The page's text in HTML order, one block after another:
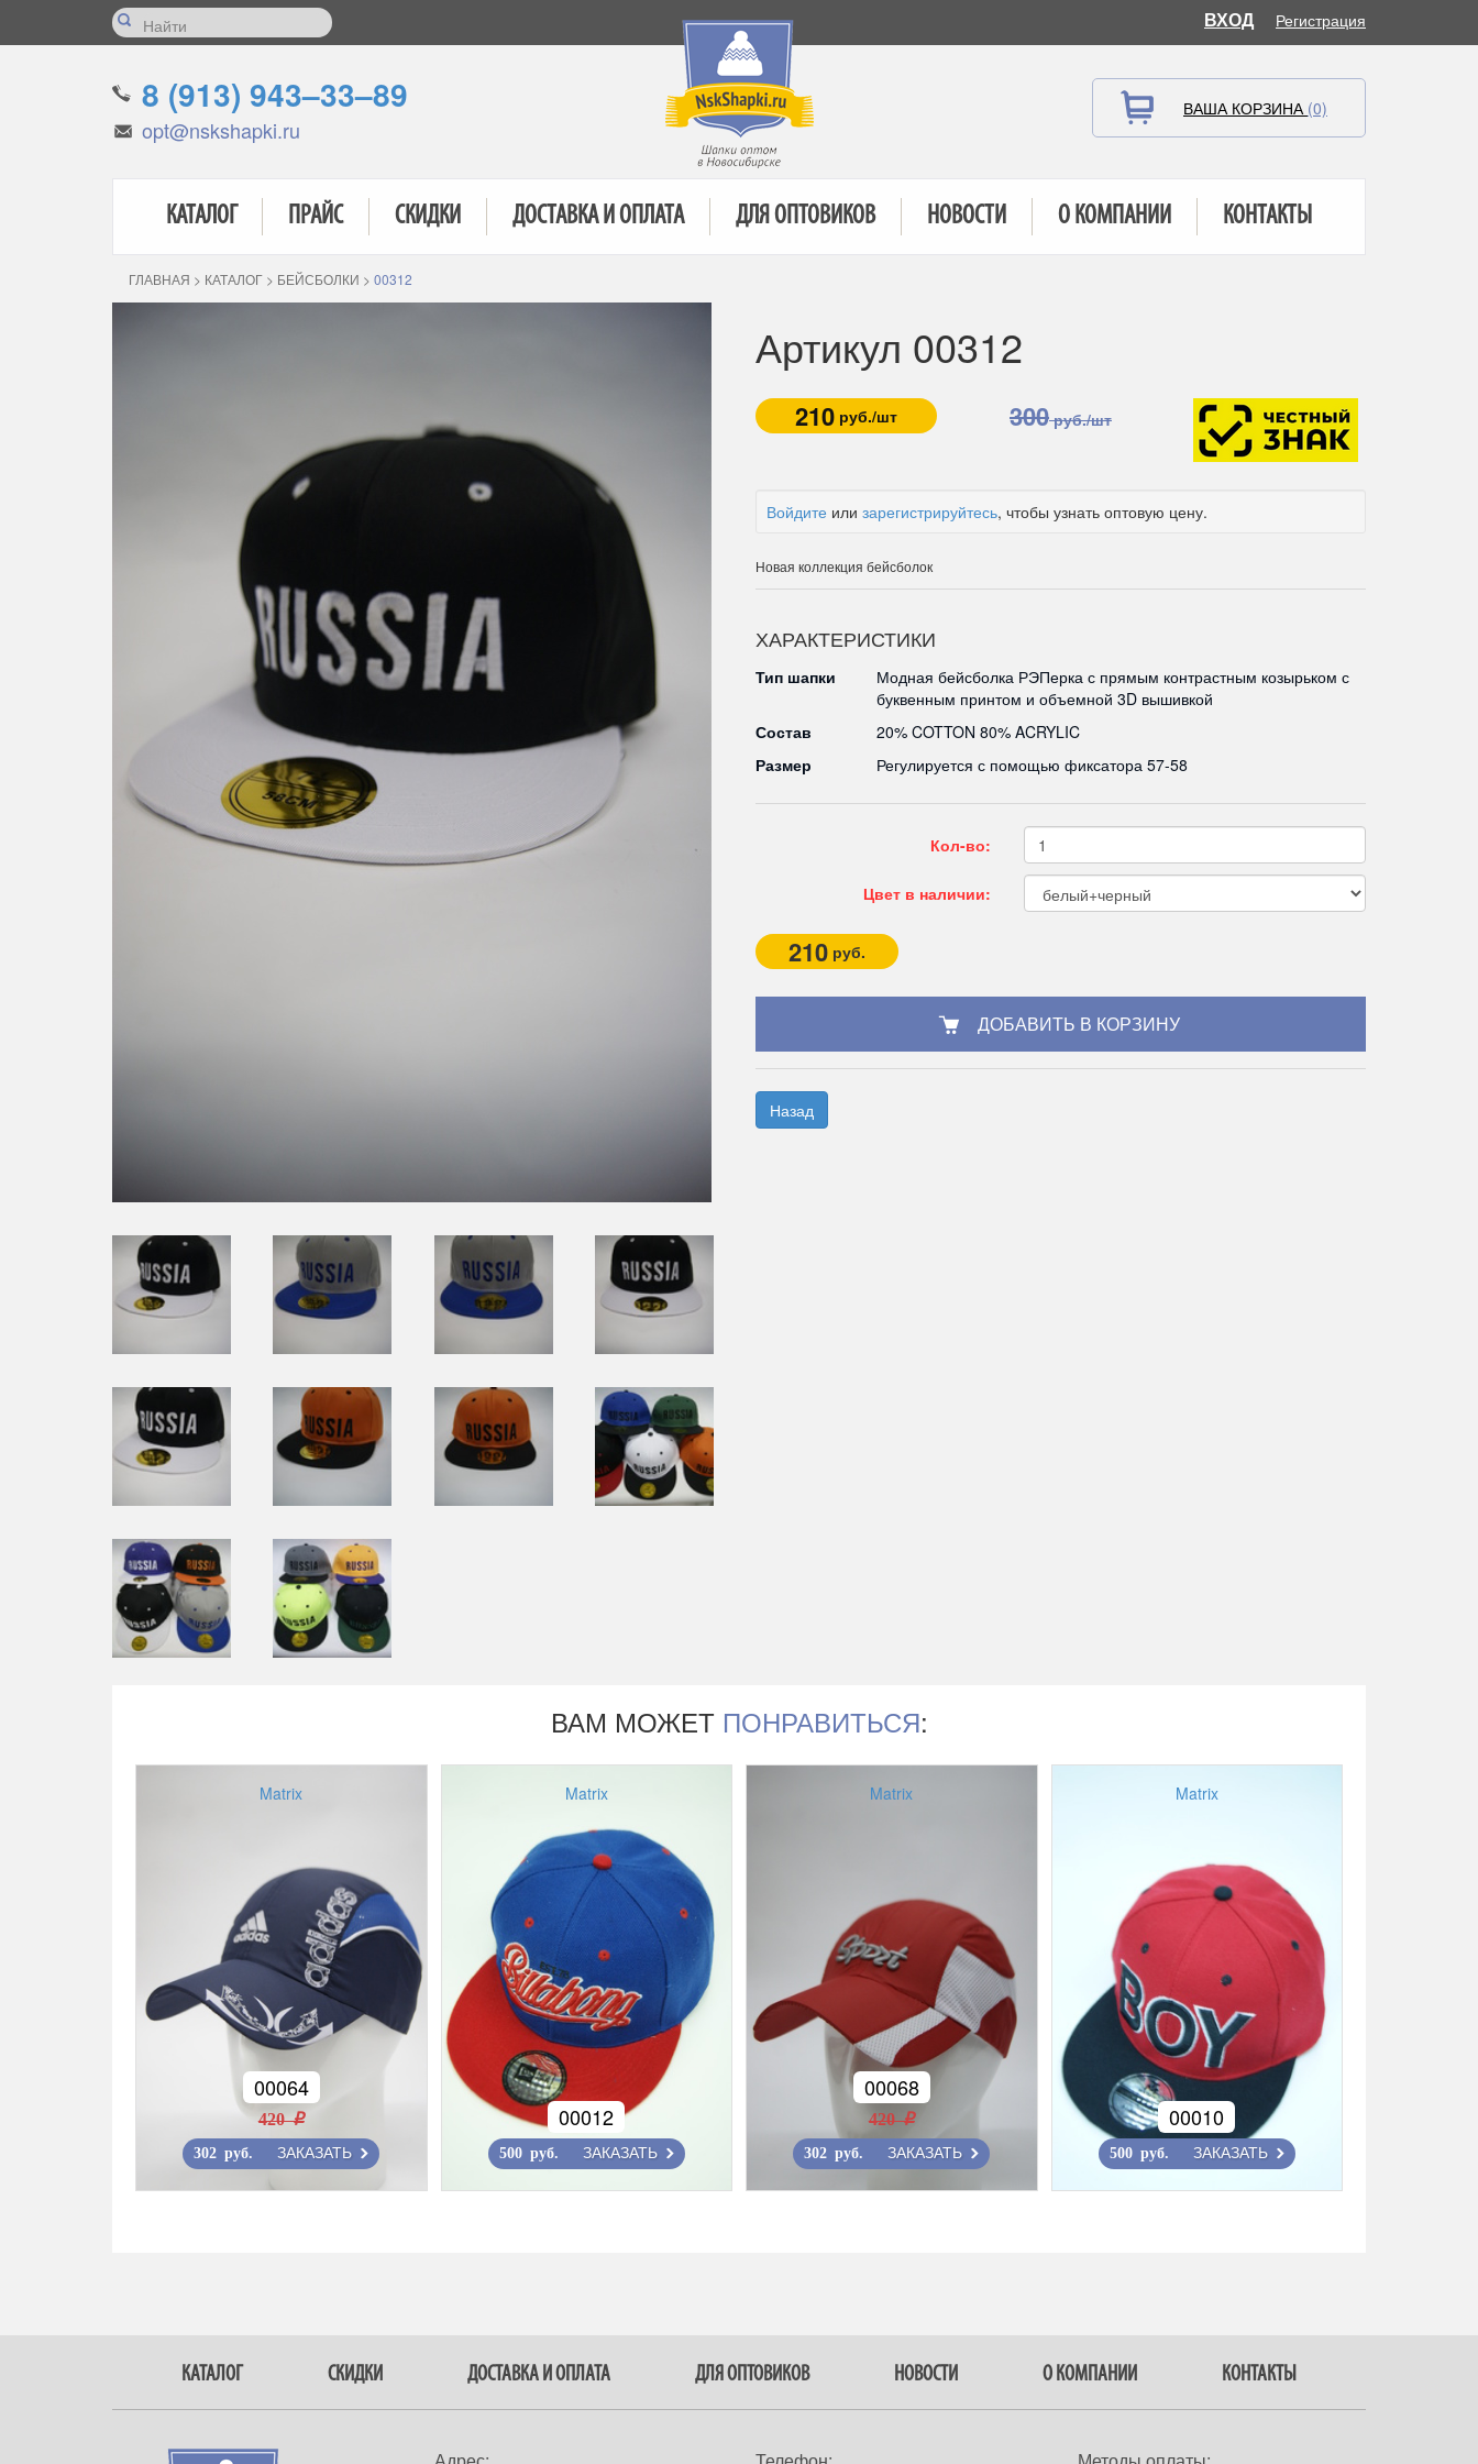
ВХОД Регистрация
8 (913) 943–33–89
opt@nskshapki.ru
ВАША КОРЗИНА (0)
КАТАЛОГ ПРАЙС СКИДКИ ДОСТАВКА И ОПЛАТА ДЛЯ ОПТОВИКОВ НОВОСТИ О КОМПАНИИ КОНТАКТЫ
ГЛАВНАЯ > КАТАЛОГ > БЕЙСБОЛКИ > 00312
Артикул 00312
210 руб./шт 300руб./шт
Войдите или зарегистрируйтесь, чтобы узнать оптовую цену.
Новая коллекция бейсболок
ХАРАКТЕРИСТИКИ
Тип шапки
Модная бейсболка РЭПерка с прямым контрастным козырьком с
буквенным принтом и объемной 3D вышивкой
Состав
20% COTTON 80% ACRYLIC
Размер
Регулируется с помощью фиксатора 57-58
Кол-во:
Цвет в наличии:
210 руб.
Назад
ВАМ МОЖЕТ ПОНРАВИТЬСЯ:
Matrix
00064
420 r
302 руб. ЗАКАЗАТЬ
Matrix
00012
500 руб. ЗАКАЗАТЬ
Matrix
00068
420 r
302 руб. ЗАКАЗАТЬ
Matrix
00010
500 руб. ЗАКАЗАТЬ
КАТАЛОГ СКИДКИ ДОСТАВКА И ОПЛАТА ДЛЯ ОПТОВИКОВ НОВОСТИ О КОМПАНИИ КОНТАКТЫ